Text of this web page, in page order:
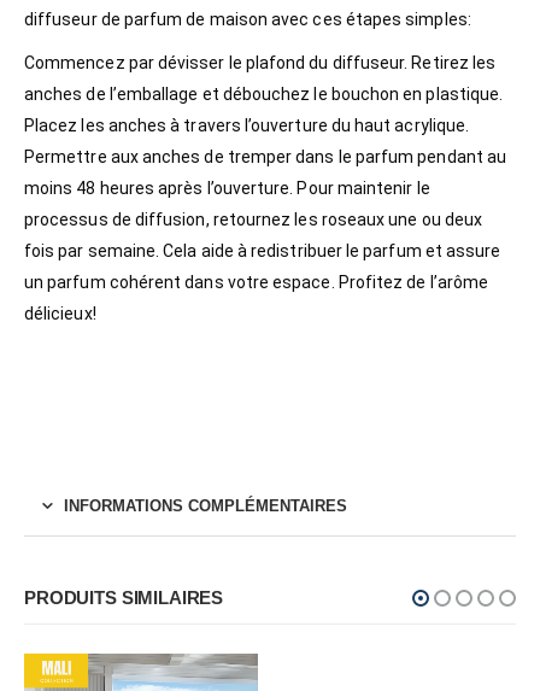
diffuseur de parfum de maison avec ces étapes simples:
Commencez par dévisser le plafond du diffuseur. Retirez les
anches de l’emballage et débouchez le bouchon en plastique.
Placez les anches à travers l’ouverture du haut acrylique.
Permettre aux anches de tremper dans le parfum pendant au
moins 48 heures après l’ouverture. Pour maintenir le
processus de diffusion, retournez les roseaux une ou deux
fois par semaine. Cela aide à redistribuer le parfum et assure
un parfum cohérent dans votre espace. Profitez de l’arôme
délicieux!
INFORMATIONS COMPLÉMENTAIRES
PRODUITS SIMILAIRES